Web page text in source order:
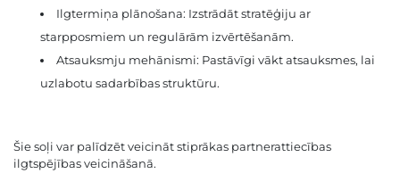
Ilgtermiņa plānošana: Izstrādāt stratēģiju ar
starpposmiem un regulārām izvērtēšanām.
Atsauksmju mehānismi: Pastāvīgi vākt atsauksmes, lai
uzlabotu sadarbības struktūru.
Šie soļi var palīdzēt veicināt stiprākas partnerattiecības
ilgtspējības veicināšanā.